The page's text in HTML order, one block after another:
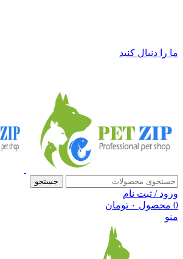
ما را دنبال کنید
جستجو
ورود / ثبت نام
0 محصول ۰ تومان
منو